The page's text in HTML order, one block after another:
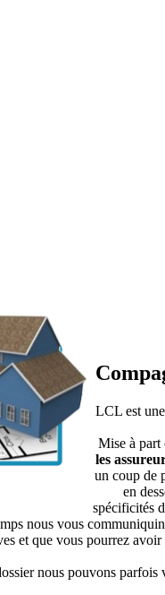
LCL est
Mise à part
les
un coup de
en
spécificités
nous vous
et que vous pourrez
nous pouvons parfois